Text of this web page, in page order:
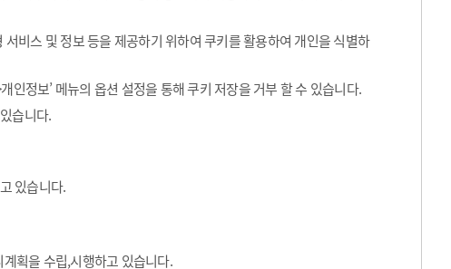
비스 및 정보 등을 제공하기 위하여 쿠키를 활용하여 개인을 식별하
인정보’ 메뉴의 옵션 설정을 통해 쿠키 저장을 거부 할 수 있습니다.
습니다.
있습니다.
획을 수립,시행하고 있습니다.